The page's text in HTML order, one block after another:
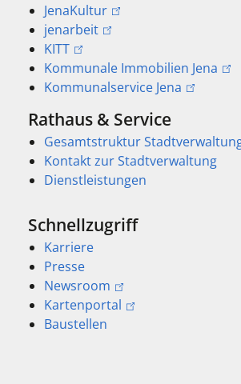
JenaKultur
jenarbeit
KITT
Kommunale Immobilien Jena
Kommunalservice Jena
Rathaus & Service
Gesamtstruktur
Kontakt zur Stadtverwaltung
Dienstleistungen
Schnellzugriff
Karriere
Presse
Newsroom
Kartenportal
Baustellen